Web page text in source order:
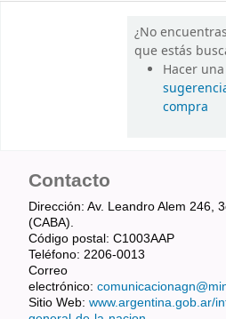
¿No
que estás
Hacer una
compra
Contacto
Dirección: Av. Leandro Alem 246,
(CABA).
Código postal: C1003AAP
Teléfono: 2206-0013
Correo
electrónico:
Sitio Web: www.argentina.gob.ar/